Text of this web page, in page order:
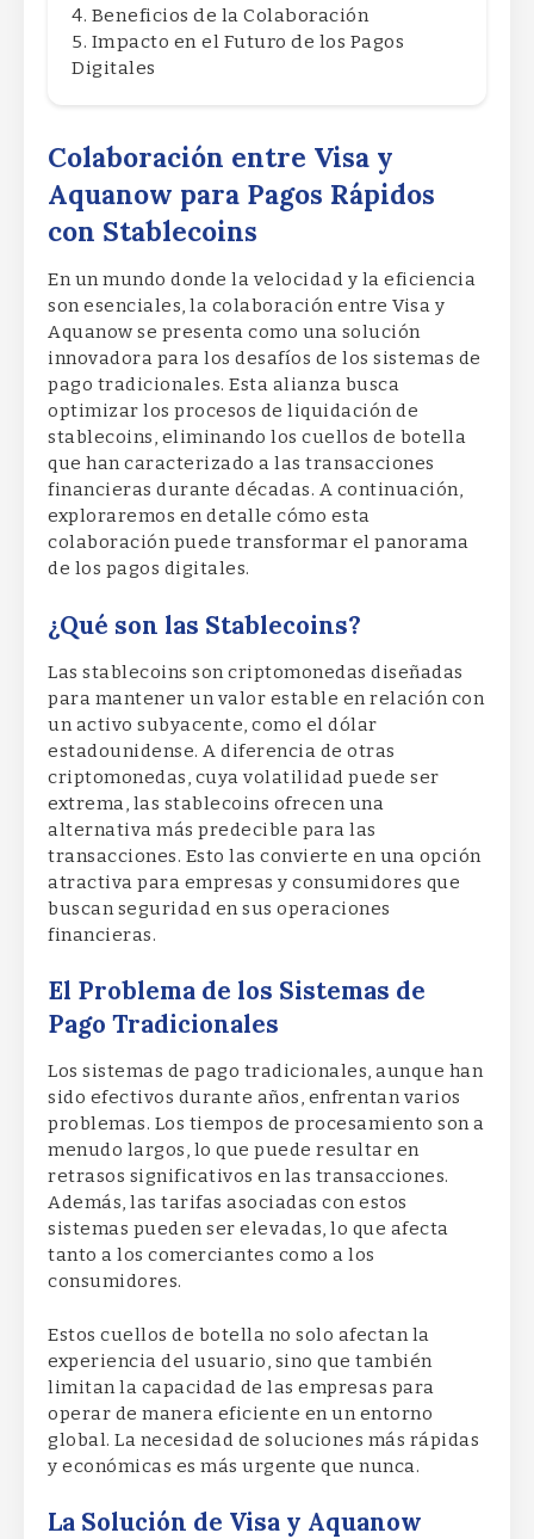
Beneficios de la Colaboración
Impacto en el Futuro de los Pagos
Digitales
Colaboración entre Visa y
Aquanow para Pagos Rápidos
con Stablecoins
En un mundo donde la velocidad y la eficiencia
son esenciales, la colaboración entre Visa y
Aquanow se presenta como una solución
innovadora para los desafíos de los sistemas de
pago tradicionales. Esta alianza busca
optimizar los procesos de liquidación de
stablecoins, eliminando los cuellos de botella
que han caracterizado a las transacciones
financieras durante décadas. A continuación,
exploraremos en detalle cómo esta
colaboración puede transformar el panorama
de los pagos digitales.
¿Qué son las Stablecoins?
Las stablecoins son criptomonedas diseñadas
para mantener un valor estable en relación con
un activo subyacente, como el dólar
estadounidense. A diferencia de otras
criptomonedas, cuya volatilidad puede ser
extrema, las stablecoins ofrecen una
alternativa más predecible para las
transacciones. Esto las convierte en una opción
atractiva para empresas y consumidores que
buscan seguridad en sus operaciones
financieras.
El Problema de los Sistemas de
Pago Tradicionales
Los sistemas de pago tradicionales, aunque han
sido efectivos durante años, enfrentan varios
problemas. Los tiempos de procesamiento son a
menudo largos, lo que puede resultar en
retrasos significativos en las transacciones.
Además, las tarifas asociadas con estos
sistemas pueden ser elevadas, lo que afecta
tanto a los comerciantes como a los
consumidores.
Estos cuellos de botella no solo afectan la
experiencia del usuario, sino que también
limitan la capacidad de las empresas para
operar de manera eficiente en un entorno
global. La necesidad de soluciones más rápidas
y económicas es más urgente que nunca.
La Solución de Visa y Aquanow